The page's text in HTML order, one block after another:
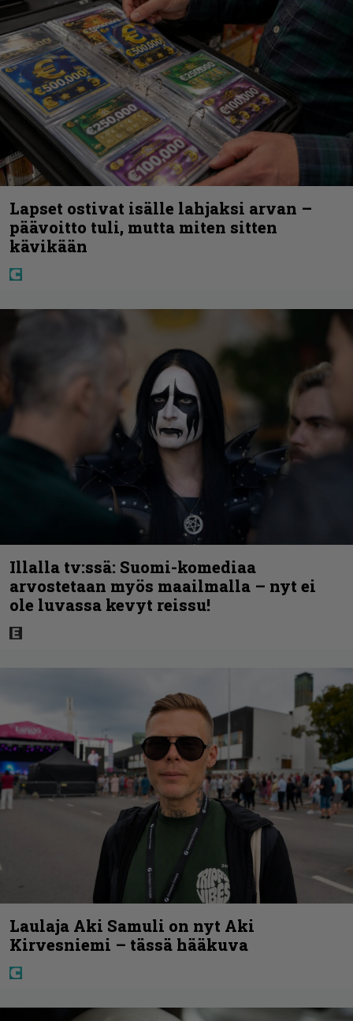
Lapset ostivat isälle lahjaksi arvan –
päävoitto tuli, mutta miten sitten
kävikään
Illalla tv:ssä: Suomi-komediaa
arvostetaan myös maailmalla – nyt ei
ole luvassa kevyt reissu!
Laulaja Aki Samuli on nyt Aki
Kirvesniemi – tässä hääkuva